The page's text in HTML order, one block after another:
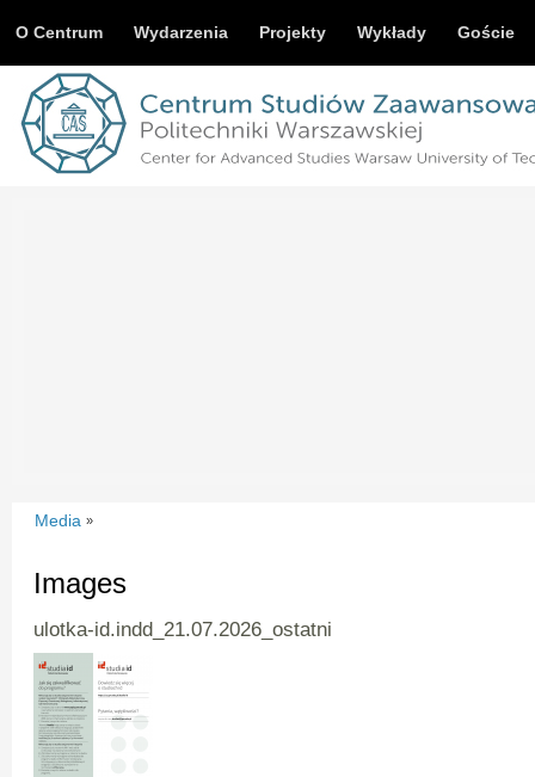
O Centrum Wydarzenia Projekty Wykłady Goście
Media »
Images
ulotka-id.indd_21.07.2026_ostatni